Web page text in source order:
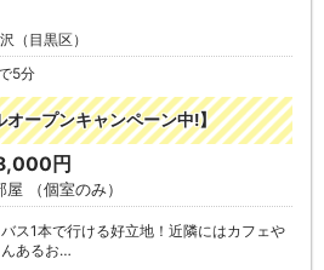
（目黒区）
5分
オープンキャンペーン中!】
円
屋 （個室のみ）
ス1本で行ける好立地！近隣にはカフェや
あるお…